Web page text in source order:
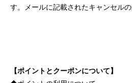
す。メールに記載されたキャンセル
【ポイントとクーポンについて】